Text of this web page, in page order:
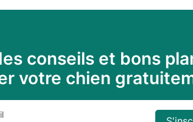
conseils et bons
votre chien